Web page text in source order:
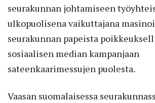
seurakunnan johtamiseen
ulkopuolisena vaikuttajana
seurakunnan papeista
sosiaalisen median kampanjaan
sateenkaarimessujen puolesta.
Vaasan suomalaisessa